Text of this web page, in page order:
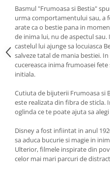
Basmul "Frumoasa si Bestia"
urma comportamentului sau, a
arate ca o bestie pana in
de inima lui, nu de aspectul
castelul lui ajunge sa locuiasca
salveze tatal de mania bestiei.
cucereasca inima frumoasei
initiala.
Cutiuta de bijuterii Frumoasa si
este realizata din fibra de sticla.
oglinda ce te poate ajuta sa
Disney a fost infiintat in anul
sa aduca bucurie si magie in
Ulterior, filmele inspirate din
celor mai mari parcuri de